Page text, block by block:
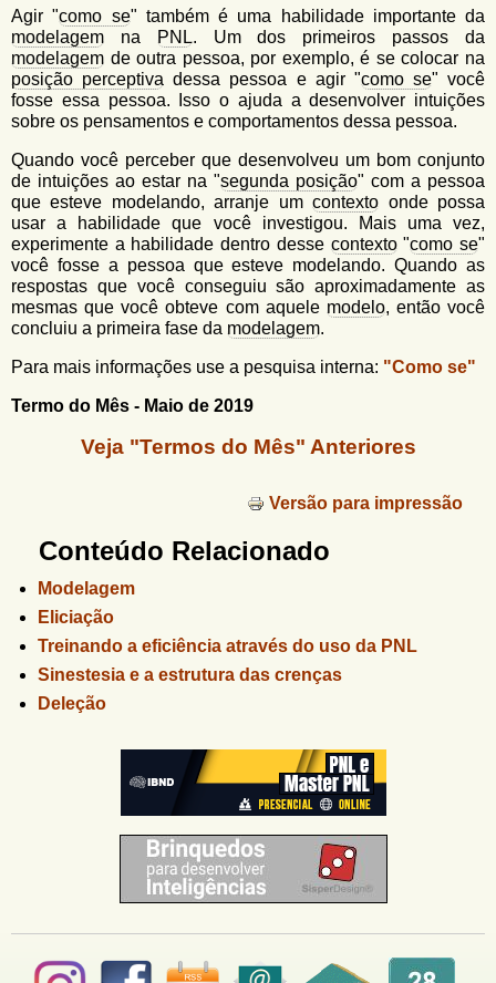
Agir "como se" também é uma habilidade importante da
modelagem na PNL. Um dos primeiros passos da
modelagem de outra pessoa, por exemplo, é se colocar na
posição perceptiva dessa pessoa e agir "como se" você
fosse essa pessoa. Isso o ajuda a desenvolver intuições
sobre os pensamentos e comportamentos dessa pessoa.
Quando você perceber que desenvolveu um bom conjunto
de intuições ao estar na "segunda posição" com a pessoa
que esteve modelando, arranje umcontexto onde possa
usar a habilidade que você investigou. Mais uma vez,
experimente a habilidade dentro desse contexto"como se"
você fosse a pessoa que esteve modelando. Quando as
respostas que você conseguiu são aproximadamente as
mesmas que você obteve com aquele modelo, então você
concluiu a primeira fase da modelagem.
Para mais informações use a pesquisa interna: "Como se"
Termo do Mês - Maio de 2019
Veja "Termos do Mês" Anteriores
Versão para impressão
Conteúdo Relacionado
Modelagem
Eliciação
Treinando a eficiência através do uso da PNL
Sinestesia e a estrutura das crenças
Deleção